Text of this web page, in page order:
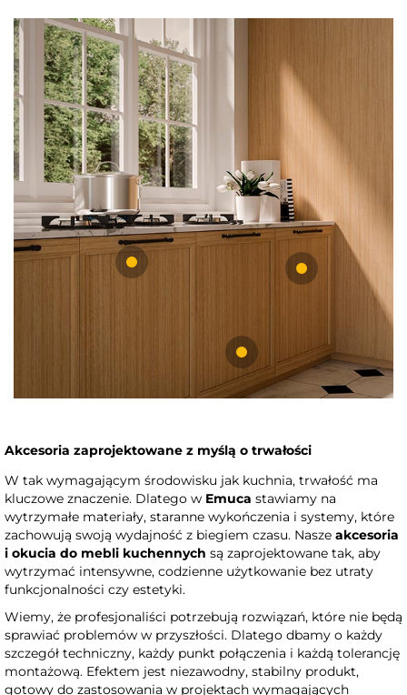
Akcesoria zaprojektowane z myślą o trwałości
W tak wymagającym środowisku jak kuchnia, trwałość ma
kluczowe znaczenie. Dlatego w Emuca stawiamy na
wytrzymałe materiały, staranne wykończenia i systemy, które
zachowują swoją wydajność z biegiem czasu. Nasze akcesoria
i okucia do mebli kuchennych są zaprojektowane tak, aby
wytrzymać intensywne, codzienne użytkowanie bez utraty
funkcjonalności czy estetyki.
Wiemy, że profesjonaliści potrzebują rozwiązań, które nie będą
sprawiać problemów w przyszłości. Dlatego dbamy o każdy
szczegół techniczny, każdy punkt połączenia i każdą tolerancję
montażową. Efektem jest niezawodny, stabilny produkt,
gotowy do zastosowania w projektach wymagających